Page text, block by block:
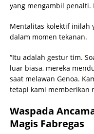
yang mengambil penalti.
Mentalitas kolektif inilah
dalam momen tekanan.
“Itu adalah gestur tim.
luar biasa, mereka
saat melawan Genoa.
tetapi kami memberikan
Waspada
Magis Fabregas